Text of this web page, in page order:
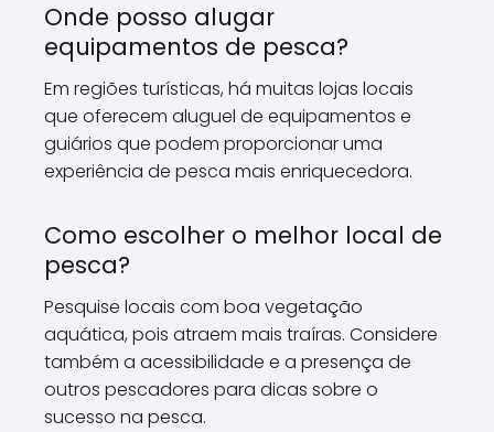
Onde posso alugar
equipamentos de pesca?
Em regiões turísticas, há muitas lojas locais
que oferecem aluguel de equipamentos e
guiários que podem proporcionar uma
experiência de pesca mais enriquecedora.
Como escolher o melhor local de
pesca?
Pesquise locais com boa vegetação
aquática, pois atraem mais traíras. Considere
também a acessibilidade e a presença de
outros pescadores para dicas sobre o
sucesso na pesca.